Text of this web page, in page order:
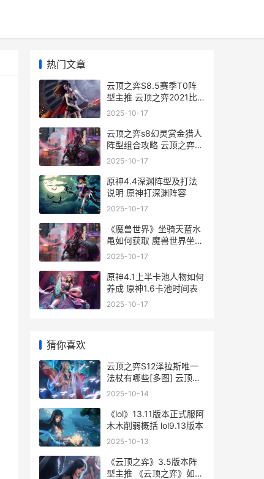
热门文章
云顶之弈S8.5赛季T0阵
型主推 云顶之弈2021比
赛
2025-10-17
云顶之弈s8幻灵赏金猎人
阵型组合攻略 云顶之弈s8
幻灵战队羁绊介绍
2025-10-17
原神4.4深渊阵型及打法
说明 原神打深渊阵容
2025-10-17
《魔兽世界》坐骑天蓝水
黾如何获取 魔兽世界坐骑
怎么获得
2025-10-17
原神4.1上半卡池人物如何
养成 原神1.6卡池时间表
2025-10-17
猜你喜欢
云顶之弈S12泽拉斯唯一
法杖有哪些[多图] 云顶之
奕泽拉斯技能
2025-10-14
《lol》13.11版本正式服阿
木木削弱概括 lol9.13版本
2025-10-13
《云顶之弈》3.5版本阵
型主推 《云顶之弈》如何